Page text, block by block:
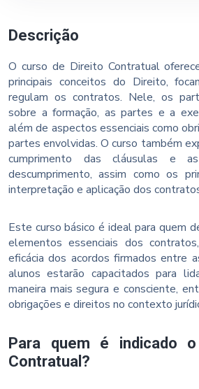
Descrição
O curso de Direito Contratual
principais conceitos do Direito,
regulam os contratos. Nele, os
sobre a formação, as partes e a
além de aspectos essenciais como
partes envolvidas. O curso também
cumprimento das cláusulas e
descumprimento, assim como os
interpretação e aplicação dos
Este curso básico é ideal para quem
elementos essenciais dos
eficácia dos acordos firmados entre
alunos estarão capacitados para
maneira mais segura e consciente,
obrigações e direitos no contexto
Para quem é indicado
Contratual?